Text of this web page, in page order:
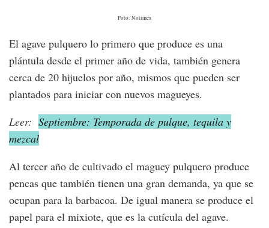
Foto: Notimex
El agave pulquero lo primero que produce es una
plántula desde el primer año de vida, también genera
cerca de 20 hijuelos por año, mismos que pueden ser
plantados para iniciar con nuevos magueyes.
Leer: Septiembre: Temporada de pulque, tequila y
mezcal
Al tercer año de cultivado el maguey pulquero produce
pencas que también tienen una gran demanda, ya que se
ocupan para la barbacoa. De igual manera se produce el
papel para el mixiote, que es la cutícula del agave.